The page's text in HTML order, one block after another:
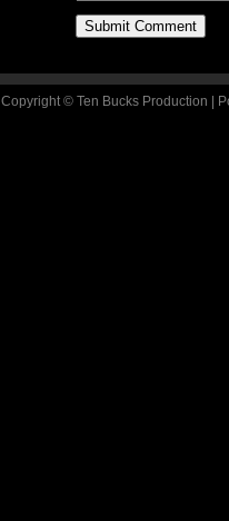
Copyright © Ten Bucks Production |